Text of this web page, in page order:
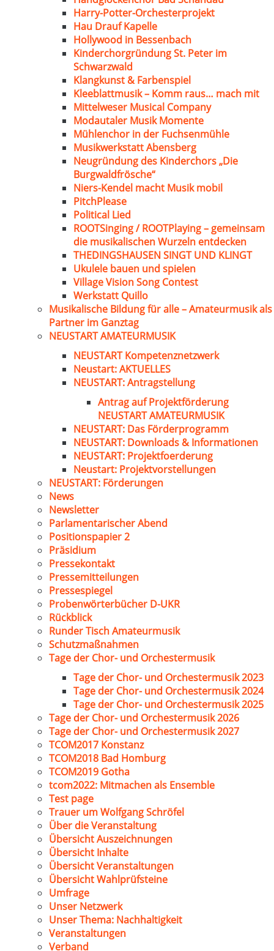
Harry-Potter-Orchesterprojekt
Hau Drauf Kapelle
Hollywood in Bessenbach
Kinderchorgründung St. Peter im
Schwarzwald
Klangkunst & Farbenspiel
Kleeblattmusik – Komm raus… mach mit
Mittelweser Musical Company
Modautaler Musik Momente
Mühlenchor in der Fuchsenmühle
Musikwerkstatt Abensberg
Neugründung des Kinderchors „Die
Burgwaldfrösche“
Niers-Kendel macht Musik mobil
PitchPlease
Political Lied
ROOTSinging / ROOTPlaying – gemeinsam
die musikalischen Wurzeln entdecken
THEDINGSHAUSEN SINGT UND KLINGT
Ukulele bauen und spielen
Village Vision Song Contest
Werkstatt Quillo
Musikalische Bildung für alle – Amateurmusik als
Partner im Ganztag
NEUSTART AMATEURMUSIK
NEUSTART Kompetenznetzwerk
Neustart: AKTUELLES
NEUSTART: Antragstellung
Antrag auf Projektförderung
NEUSTART AMATEURMUSIK
NEUSTART: Das Förderprogramm
NEUSTART: Downloads & Informationen
NEUSTART: Projektfoerderung
Neustart: Projektvorstellungen
NEUSTART: Förderungen
News
Newsletter
Parlamentarischer Abend
Positionspapier 2
Präsidium
Pressekontakt
Pressemitteilungen
Pressespiegel
Probenwörterbücher D-UKR
Rückblick
Runder Tisch Amateurmusik
Schutzmaßnahmen
Tage der Chor- und Orchestermusik
Tage der Chor- und Orchestermusik 2023
Tage der Chor- und Orchestermusik 2024
Tage der Chor- und Orchestermusik 2025
Tage der Chor- und Orchestermusik 2026
Tage der Chor- und Orchestermusik 2027
TCOM2017 Konstanz
TCOM2018 Bad Homburg
TCOM2019 Gotha
tcom2022: Mitmachen als Ensemble
Test page
Trauer um Wolfgang Schröfel
Über die Veranstaltung
Übersicht Auszeichnungen
Übersicht Inhalte
Übersicht Veranstaltungen
Übersicht Wahlprüfsteine
Umfrage
Unser Netzwerk
Unser Thema: Nachhaltigkeit
Veranstaltungen
Verband